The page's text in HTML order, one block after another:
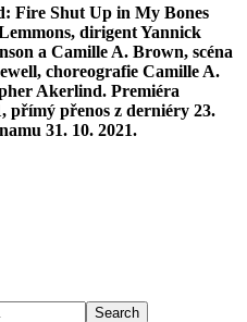
Fire Shut Up in My Bones
dirigent Yannick
a Camille A. Brown, scéna
choreografie Camille A.
Akerlind. Premiéra
přímý přenos z derniéry 23.
31. 10. 2021.